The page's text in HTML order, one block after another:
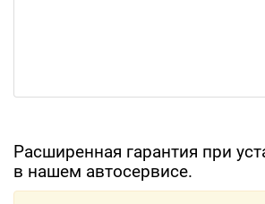
Расширенная гарантия при
в нашем автосервисе.